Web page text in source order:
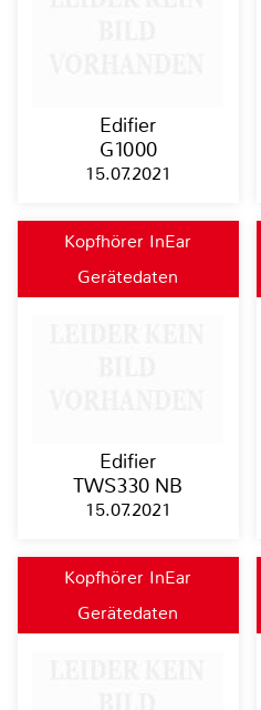
Edifier
G1000
15.07.2021
Kopfhörer InEar
Gerätedaten
Edifier
TWS330 NB
15.07.2021
Kopfhörer InEar
Gerätedaten